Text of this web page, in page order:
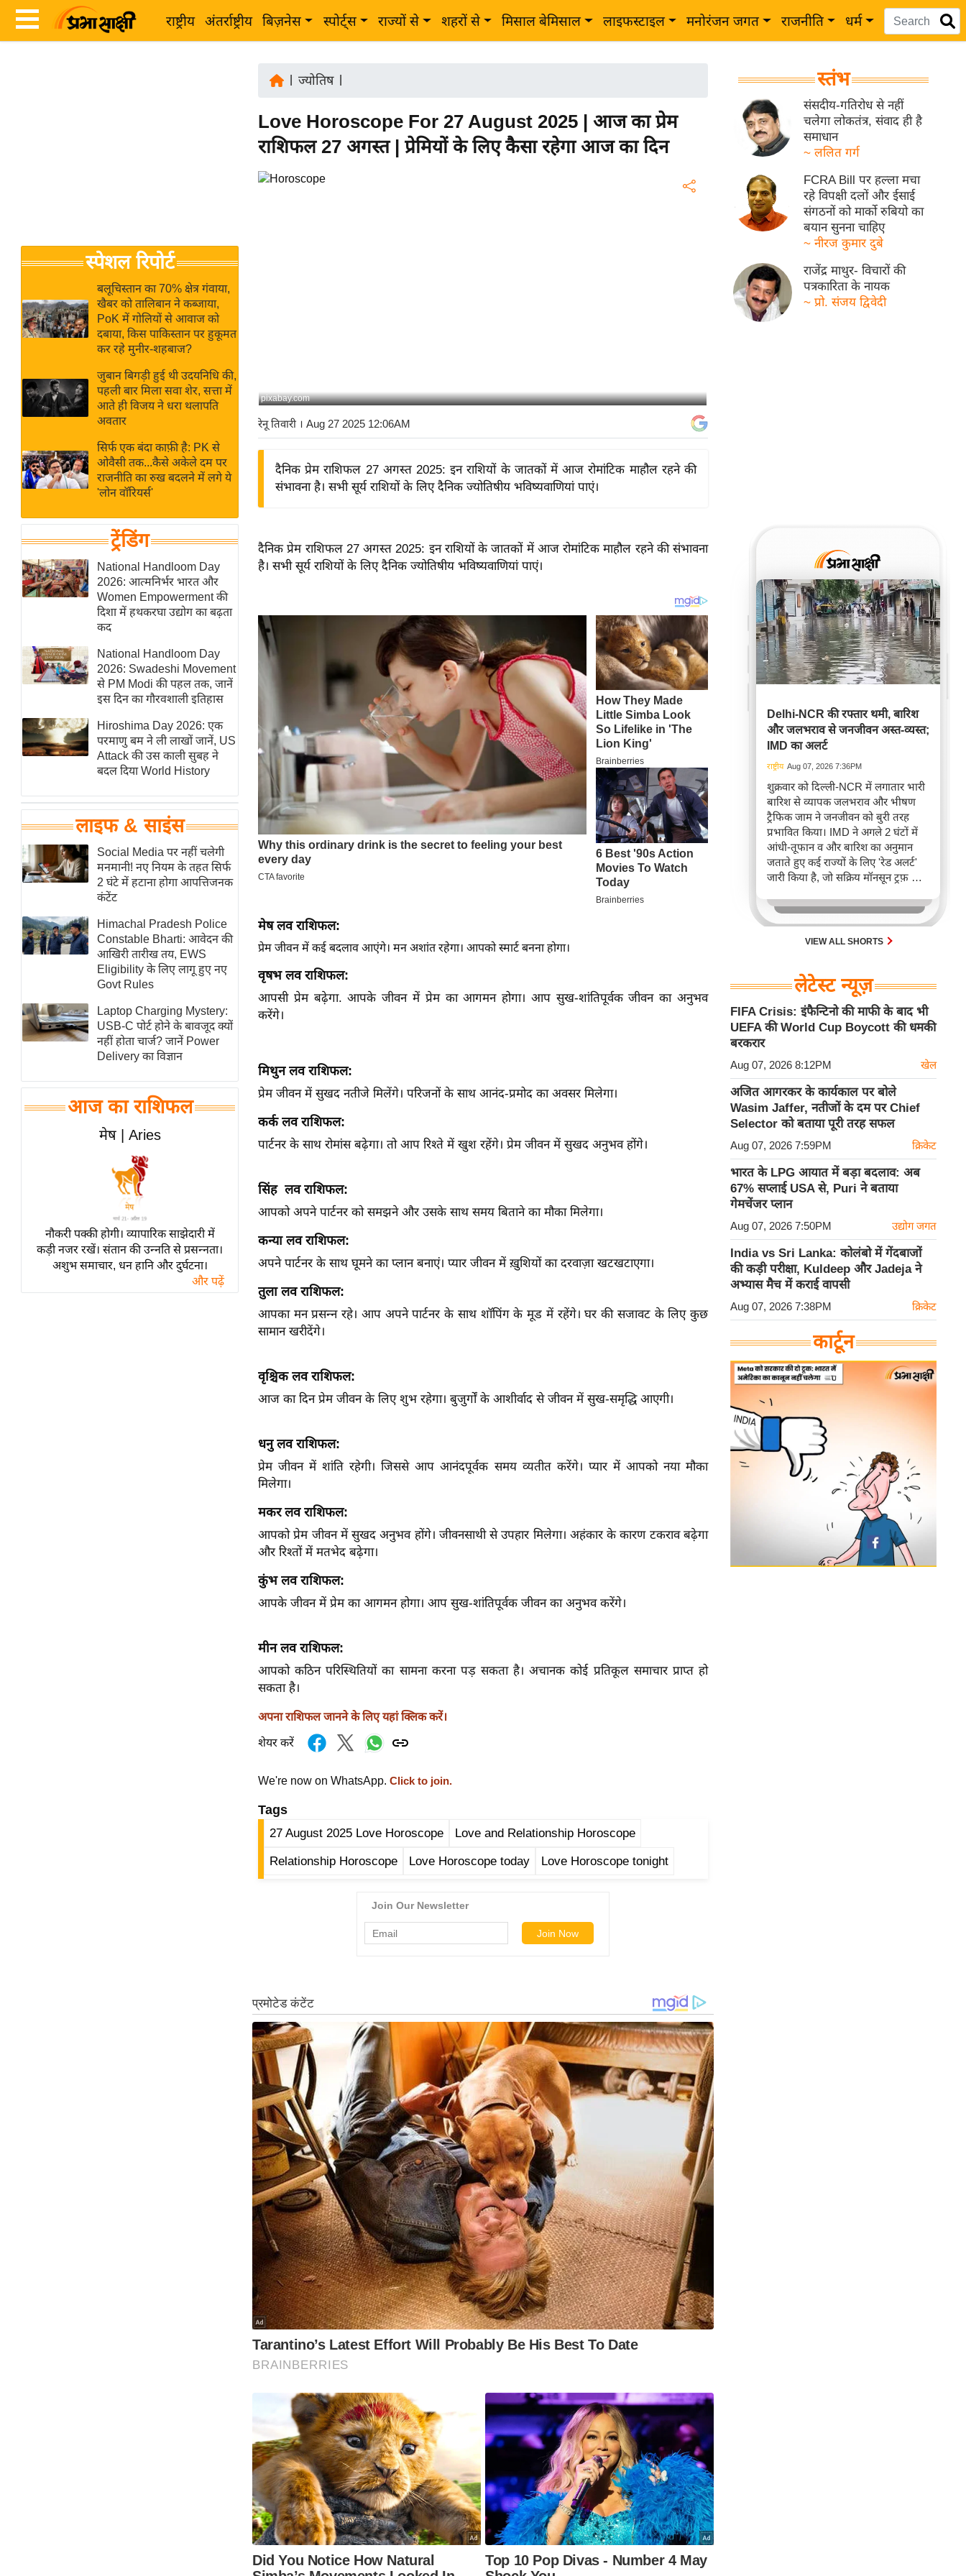
राष्ट्रीय अंतर्राष्ट्रीय बिज़नेस स्पोर्ट्स राज्यों से शहरों से मिसाल बेमिसाल लाइफस्टाइल मनोरंजन जगत राजनीति धर्म
Breaking
News in
Hindi
Hindi
Videos
जगत
राय
बजट
IPL
2026
ई-पेपर
मिसाल बेमिसाल
शख्सियत
यंग इंडिया
साहित्य जगत
ऑटो वर्ल्ड
न्यूज ब्रीफ
मनोरंजन जगत
बॉलीवुड
हॉलीवुड
फिल्म समीक्षा
Breaking
News
लाइफस्टाइल
टेक्नॉलॉजी
घरेलू नुस्खे
पर्यटन स्थल
फिटनेस मंत्रा
रिलेशनशिप
राजनीति
विश्लेषण
समसामयिक
मातृभूमि
एम.
आर.
आई.
समीक्षा
धर्म
ज्योतिष
त्योहार
राशिफल
विशेष
विश्लेषण
स्पेशल रिपोर्ट
बलूचिस्तान का 70% क्षेत्र गंवाया,
खैबर को तालिबान ने कब्जाया,
PoK में गोलियों से आवाज को
दबाया, किस पाकिस्तान पर हुकूमत
कर रहे मुनीर-शहबाज?
जुबान बिगड़ी हुई थी उदयनिधि की,
पहली बार मिला सवा शेर, सत्ता में
आते ही विजय ने धरा थलापति
अवतार
सिर्फ एक बंदा काफ़ी है: PK से
ओवैसी तक...कैसे अकेले दम पर
राजनीति का रुख बदलने में लगे ये
'लोन वॉरियर्स'
ट्रेंडिंग
National Handloom Day
2026: आत्मनिर्भर भारत और
Women Empowerment की
दिशा में हथकरघा उद्योग का बढ़ता
कद
National Handloom Day
2026: Swadeshi Movement
से PM Modi की पहल तक, जानें
इस दिन का गौरवशाली इतिहास
Hiroshima Day 2026: एक
परमाणु बम ने ली लाखों जानें, US
Attack की उस काली सुबह ने
बदल दिया World History
लाइफ & साइंस
Social Media पर नहीं चलेगी
मनमानी! नए नियम के तहत सिर्फ
2 घंटे में हटाना होगा आपत्तिजनक
कंटेंट
Himachal Pradesh Police
Constable Bharti: आवेदन की
आखिरी तारीख तय, EWS
Eligibility के लिए लागू हुए नए
Govt Rules
Laptop Charging Mystery:
USB-C पोर्ट होने के बावजूद क्यों
नहीं होता चार्ज? जानें Power
Delivery का विज्ञान
आज का राशिफल
मेष | Aries
नौकरी पक्की होगी। व्यापारिक साझेदारी में
कड़ी नजर रखें। संतान की उन्नति से प्रसन्नता।
अशुभ समाचार, धन हानि और दुर्घटना।
और पढ़ें
ज्योतिष|
Love Horoscope For 27 August 2025 | आज का प्रेम
राशिफल 27 अगस्त | प्रेमियों के लिए कैसा रहेगा आज का दिन
pixabay.com
रेनू तिवारी । Aug 27 2025 12:06AM
दैनिक प्रेम राशिफल 27 अगस्त 2025: इन राशियों के जातकों में आज रोमांटिक माहौल रहने की
संभावना है। सभी सूर्य राशियों के लिए दैनिक ज्योतिषीय भविष्यवाणियां पाएं।
दैनिक प्रेम राशिफल 27 अगस्त 2025: इन राशियों के जातकों में आज रोमांटिक माहौल रहने की संभावना
है। सभी सूर्य राशियों के लिए दैनिक ज्योतिषीय भविष्यवाणियां पाएं।
मेष लव राशिफल:
प्रेम जीवन में कई बदलाव आएंगे। मन अशांत रहेगा। आपको स्मार्ट बनना होगा।
वृषभ लव राशिफल:
आपसी प्रेम बढ़ेगा. आपके जीवन में प्रेम का आगमन होगा। आप सुख-शांतिपूर्वक जीवन का अनुभव
करेंगे।
मिथुन लव राशिफल:
प्रेम जीवन में सुखद नतीजे मिलेंगे। परिजनों के साथ आनंद-प्रमोद का अवसर मिलेगा।
कर्क लव राशिफल:
पार्टनर के साथ रोमांस बढ़ेगा। तो आप रिश्ते में खुश रहेंगे। प्रेम जीवन में सुखद अनुभव होंगे।
सिंह लव राशिफल:
आपको अपने पार्टनर को समझने और उसके साथ समय बिताने का मौका मिलेगा।
कन्या लव राशिफल:
अपने पार्टनर के साथ घूमने का प्लान बनाएं। प्यार जीवन में ख़ुशियों का दरवाज़ा खटखटाएगा।
तुला लव राशिफल:
आपका मन प्रसन्न रहे। आप अपने पार्टनर के साथ शॉपिंग के मूड में रहेंगे। घर की सजावट के लिए कुछ
सामान खरीदेंगे।
वृश्चिक लव राशिफल:
आज का दिन प्रेम जीवन के लिए शुभ रहेगा। बुजुर्गों के आशीर्वाद से जीवन में सुख-समृद्धि आएगी।
धनु लव राशिफल:
प्रेम जीवन में शांति रहेगी। जिससे आप आनंदपूर्वक समय व्यतीत करेंगे। प्यार में आपको नया मौका
मिलेगा।
मकर लव राशिफल:
आपको प्रेम जीवन में सुखद अनुभव होंगे। जीवनसाथी से उपहार मिलेगा। अहंकार के कारण टकराव बढ़ेगा
और रिश्तों में मतभेद बढ़ेगा।
कुंभ लव राशिफल:
आपके जीवन में प्रेम का आगमन होगा। आप सुख-शांतिपूर्वक जीवन का अनुभव करेंगे।
मीन लव राशिफल:
आपको कठिन परिस्थितियों का सामना करना पड़ सकता है। अचानक कोई प्रतिकूल समाचार प्राप्त हो
सकता है।
अपना राशिफल जानने के लिए यहां क्लिक करें।
शेयर करें
We're now on WhatsApp. Click to join.
Tags
27 August 2025 Love Horoscope Love and Relationship Horoscope
Relationship Horoscope Love Horoscope today Love Horoscope tonight
स्तंभ
संसदीय-गतिरोध से नहीं
चलेगा लोकतंत्र, संवाद ही है
समाधान
~ ललित गर्ग
FCRA Bill पर हल्ला मचा
रहे विपक्षी दलों और ईसाई
संगठनों को मार्को रुबियो का
बयान सुनना चाहिए
~ नीरज कुमार दुबे
राजेंद्र माथुर- विचारों की
पत्रकारिता के नायक
~ प्रो. संजय द्विवेदी
Delhi-NCR की रफ्तार थमी, बारिश
और जलभराव से जनजीवन अस्त-व्यस्त;
IMD का अलर्ट
राष्ट्रीय Aug 07, 2026 7:36PM
शुक्रवार को दिल्ली-NCR में लगातार भारी
बारिश से व्यापक जलभराव और भीषण
ट्रैफिक जाम ने जनजीवन को बुरी तरह
प्रभावित किया। IMD ने अगले 2 घंटों में
आंधी-तूफान व और बारिश का अनुमान
जताते हुए कई राज्यों के लिए 'रेड अलर्ट'
जारी किया है, जो सक्रिय मॉनसून ट्रफ़ और
जिससे यातायात बाधित होने के साथ-साथ
सफदरजंग अस्पताल में भी जलभराव की
स्थिति बनी।VIEW ALL SHORTS
लेटेस्ट न्यूज़
FIFA Crisis: इंफैन्टिनो की माफी के बाद भी
UEFA की World Cup Boycott की धमकी
बरकरार
Aug 07, 2026 8:12PM खेल
अजित आगरकर के कार्यकाल पर बोले
Wasim Jaffer, नतीजों के दम पर Chief
Selector को बताया पूरी तरह सफल
Aug 07, 2026 7:59PM क्रिकेट
भारत के LPG आयात में बड़ा बदलाव: अब
67% सप्लाई USA से, Puri ने बताया
गेमचेंजर प्लान
Aug 07, 2026 7:50PM उद्योग जगत
India vs Sri Lanka: कोलंबो में गेंदबाजों
की कड़ी परीक्षा, Kuldeep और Jadeja ने
अभ्यास मैच में कराई वापसी
Aug 07, 2026 7:38PM क्रिकेट
कार्टून